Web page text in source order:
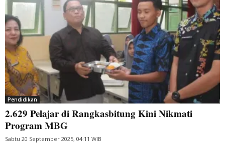
Pendidikan
2.629 Pelajar di Rangkasbitung Kini Nikmati
Program MBG
Sabtu 20 September 2025, 04:11 WIB